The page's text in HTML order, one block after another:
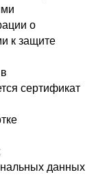
о
к защите
сертификат
данных